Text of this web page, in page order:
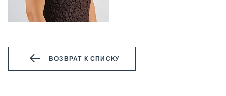
ВОЗВРАТ К СПИСКУ